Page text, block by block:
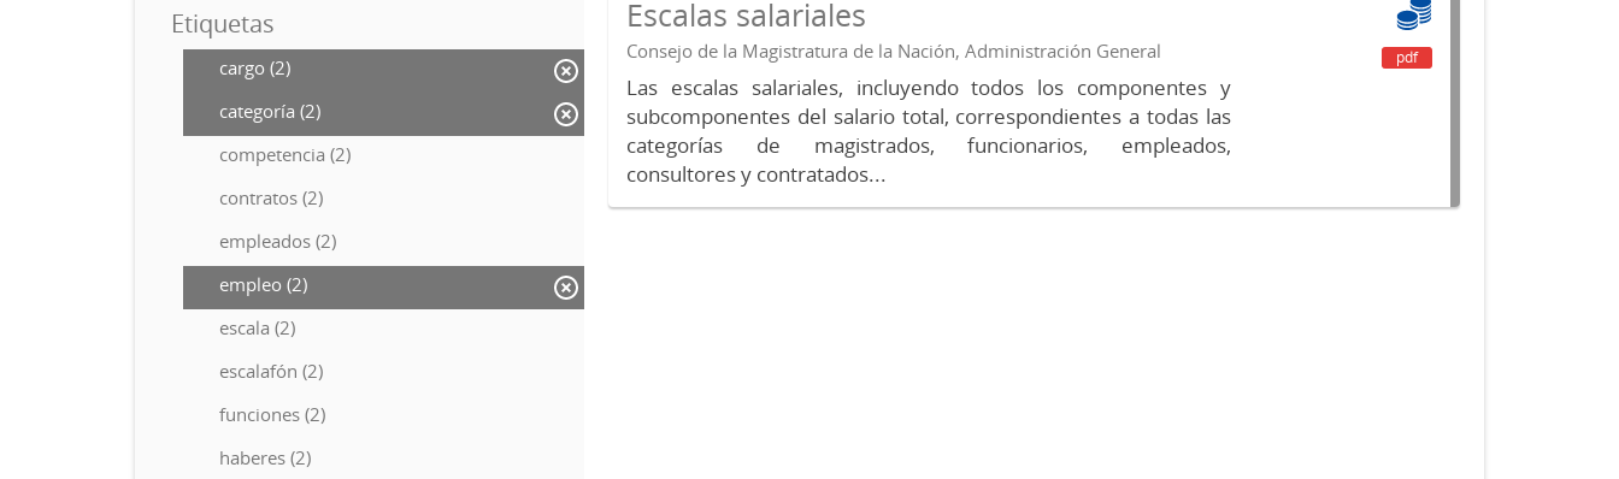
Etiquetas
cargo (2)
categoría (2)
competencia (2)
contratos (2)
empleados (2)
empleo (2)
escala (2)
escalafón (2)
funciones (2)
haberes (2)
Escalas salariales
Consejo de la Magistratura de la Nación, Administración General
Las escalas salariales, incluyendo todos los componentes y
subcomponentes del salario total, correspondientes a todas las
categorías de magistrados, funcionarios, empleados,
consultores y contratados...
pdf